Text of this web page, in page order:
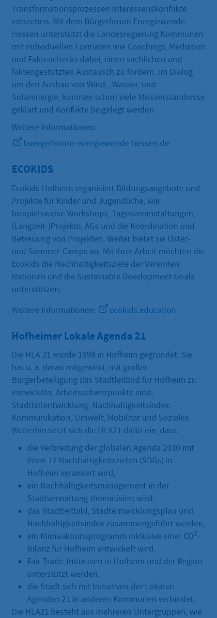
Transformationsprozessen Interessenskonflikte
entstehen. Mit dem Bürgerforum Energiewende
Hessen unterstützt die Landesregierung Kommunen
mit individuellen Formaten wie Coachings, Mediation
und Faktenchecks dabei, einen sachlichen und
faktengestützten Austausch zu fördern. Im Dialog
um den Ausbau von Wind-, Wasser, und
Solarenergie, konnten schon viele Missverständnisse
geklärt und Konflikte beigelegt werden.
Weitere Informationen:
buergerforum-energiewende-hessen.de
ECOKIDS
Ecokids Hofheim organisiert Bildungsangebote und
Projekte für Kinder und Jugendliche, wie
beispielsweise Workshops, Tagesveranstaltungen,
(Langzeit-)Projekte, AGs und die Koordination und
Betreuung von Projekten. Weiter bietet sie Oster-
und Sommer-Camps an. Mit ihrer Arbeit möchten die
Ecokids die Nachhaltigkeitsziele der Vereinten
Nationen und die Sustainable Development Goals
unterstützen.
Weitere Informationen:
ecokids.education
Hofheimer Lokale Agenda 21
Die HLA 21 wurde 1998 in Hofheim gegründet. Sie
hat u. a. daran mitgewirkt, mit großer
Bürgerbeteiligung das Stadtleitbild für Hofheim zu
entwickeln. Arbeitsschwerpunkte sind:
Stadtteilentwicklung, Nachhaltigkeitsindex,
Kommunikation, Umwelt, Mobilität und Soziales.
Weiterhin setzt sich die HLA21 dafür ein, dass:
die Verbreitung der globalen Agenda 2030 mit
ihren 17 Nachhaltigkeitszielen (SDGs) in
Hofheim verankert wird,
ein Nachhaltigkeitsmanagement in der
Stadtverwaltung thematisiert wird,
das Stadtleitbild, Stadtentwicklungsplan und
Nachhaltigkeitsindex zusammengeführt werden,
ein Klimaaktionsprogramm inklusive einer CO2-
Bilanz für Hofheim entwickelt wird,
Fair-Trade-Initiativen in Hofheim und der Region
unterstützt werden,
die Stadt sich mit Initiativen der Lokalen
Agenden 21 in anderen Kommunen verbindet.
Die HLA21 besteht aus mehreren Untergruppen, wie